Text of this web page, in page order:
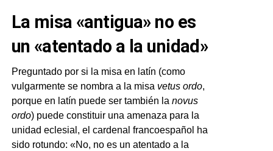
La misa «antigua» no es
un «atentado a la unidad»
Preguntado por si la misa en latín (como
vulgarmente se nombra a la misa vetus ordo,
porque en latín puede ser también la novus
ordo) puede constituir una amenaza para la
unidad eclesial, el cardenal francoespañol ha
sido rotundo: «No, no es un atentado a la